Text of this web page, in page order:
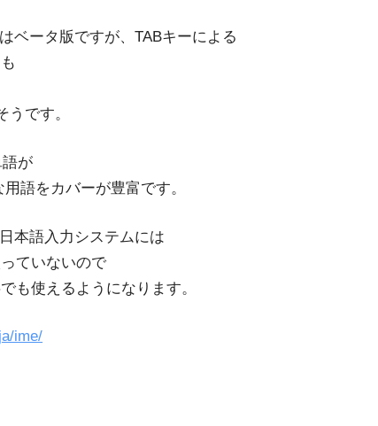
ベータ版ですが、TABキーによる
です。
が
語をカバーが豊富です。
本語入力システムには
ていないので
も使えるようになります。
ime/